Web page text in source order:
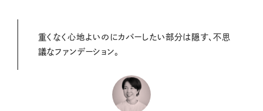
重くなく心地よいのにカバーしたい部分は隠す、不思
議なファンデーション。